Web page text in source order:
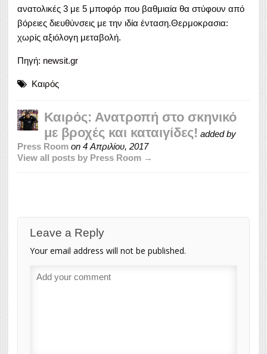
ανατολικές 3 με 5 μποφόρ που βαθμιαία θα στύφουν από
βόρειες διευθύνσεις με την ιδία ένταση.Θερμοκρασια:
χωρίς αξιόλογη μεταβολή.
Πηγή: newsit.gr
Καιρός
Καιρός: Ανατροπή στο σκηνικό
με βροχές και καταιγίδες! added by
Press Room on 4 Απριλίου, 2017
View all posts by Press Room →
Leave a Reply
Your email address will not be published.